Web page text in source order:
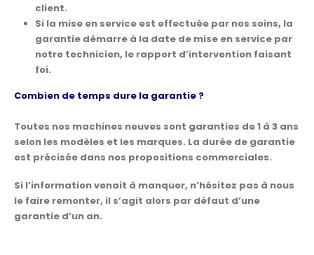
client.
Si la mise en service est effectuée par nos soins, la
garantie démarre à la date de mise en service par
notre technicien, le rapport d’intervention faisant
foi.
Combien de temps dure la garantie ?
Toutes nos machines neuves sont garanties de 1 à 3 ans
selon les modèles et les marques. La durée de garantie
est précisée dans nos propositions commerciales.
Si l’information venait à manquer, n’hésitez pas à nous
le faire remonter, il s’agit alors par défaut d’une
garantie d’un an.